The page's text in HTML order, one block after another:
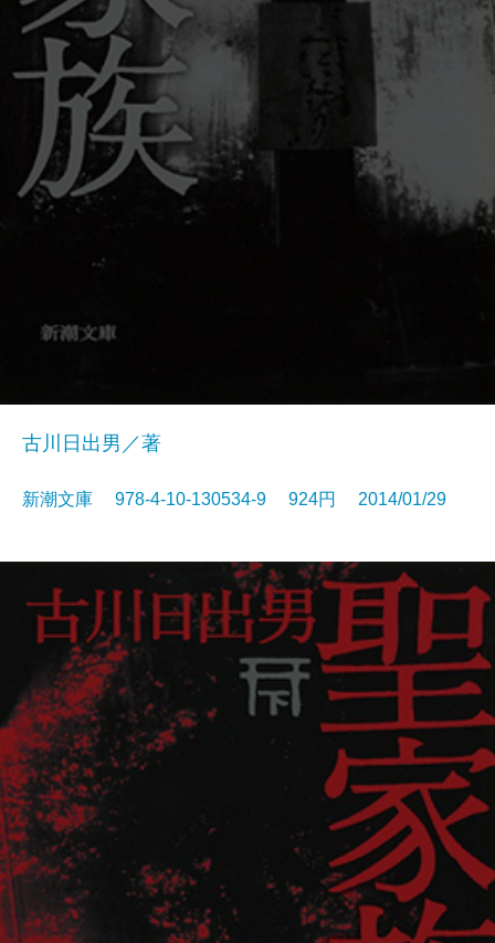
古川日出男／著
新潮文庫 978-4-10-130534-9 924円 2014/01/29